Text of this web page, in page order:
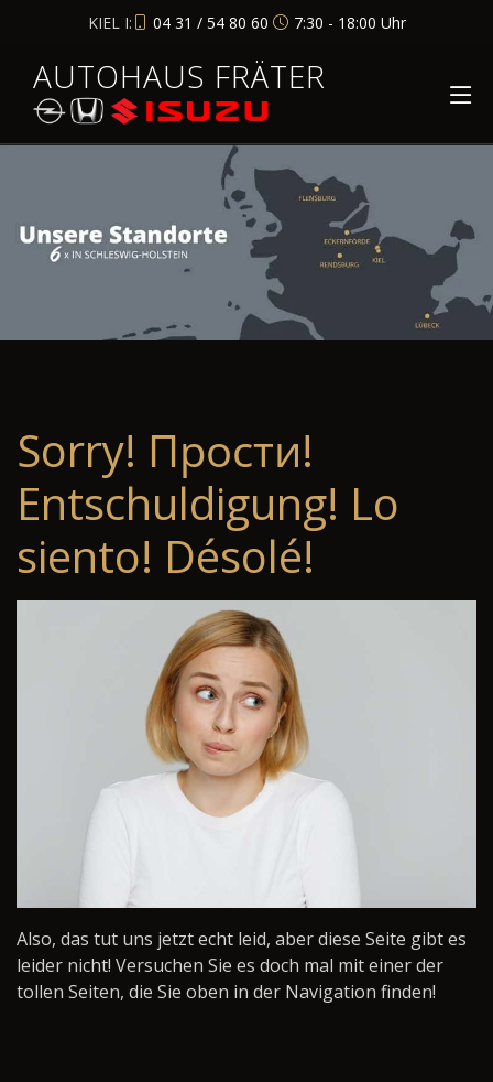
KIEL I: 04 31 / 54 80 60 7:30 - 18:00 Uhr
AUTOHAUS FRÄTER
Sorry! Прости!
Entschuldigung! Lo
siento! Désolé!
Also, das tut uns jetzt echt leid, aber diese Seite gibt es
leider nicht! Versuchen Sie es doch mal mit einer der
tollen Seiten, die Sie oben in der Navigation finden!